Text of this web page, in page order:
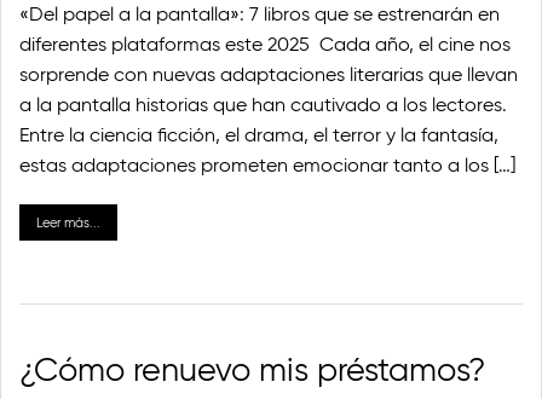
«Del papel a la pantalla»: 7 libros que se estrenarán en
diferentes plataformas este 2025 Cada año, el cine nos
sorprende con nuevas adaptaciones literarias que llevan
a la pantalla historias que han cautivado a los lectores.
Entre la ciencia ficción, el drama, el terror y la fantasía,
estas adaptaciones prometen emocionar tanto a los […]
Leer más...
¿Cómo renuevo mis préstamos?